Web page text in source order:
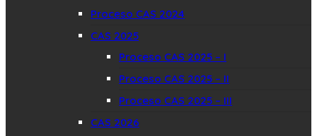
Proceso CAS 2024
CAS 2025
Proceso CAS 2025 – I
Proceso CAS 2025 – II
Proceso CAS 2025 – III
CAS 2026